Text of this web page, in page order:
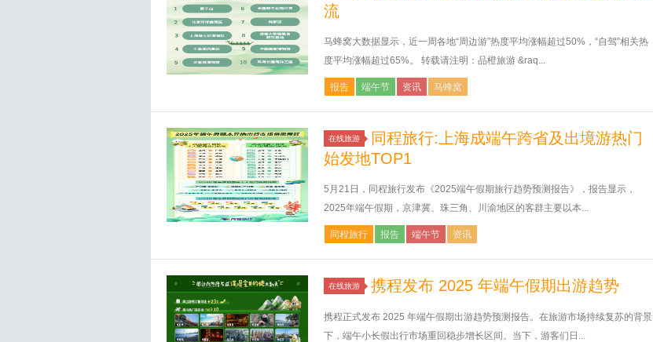
流
马蜂窝大数据显示，近一周各地“周边游”热度平均涨幅超过50%，“自驾”相关热
度平均涨幅超过65%。 转载请注明：品橙旅游 &raq...
报告 端午节 资讯 马蜂窝
在线旅游
同程旅行:上海成端午跨省及出境游热门
始发地TOP1
5月21日，同程旅行发布《2025端午假期旅行趋势预测报告》，报告显示，
2025年端午假期，京津冀、珠三角、川渝地区的客群主要以本...
同程旅行 报告 端午节 资讯
在线旅游 携程发布 2025 年端午假期出游趋势
携程正式发布 2025 年端午假期出游趋势预测报告。在旅游市场持续复苏的背景
下，端午小长假出行市场重回稳步增长区间。当下，游客们日...